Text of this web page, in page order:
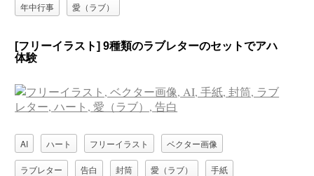
年中行事 愛（ラブ）
[フリーイラスト] 9種類のラブレターのセットでアハ
体験
AI ハート フリーイラスト ベクター画像
ラブレター 告白 封筒 愛（ラブ） 手紙